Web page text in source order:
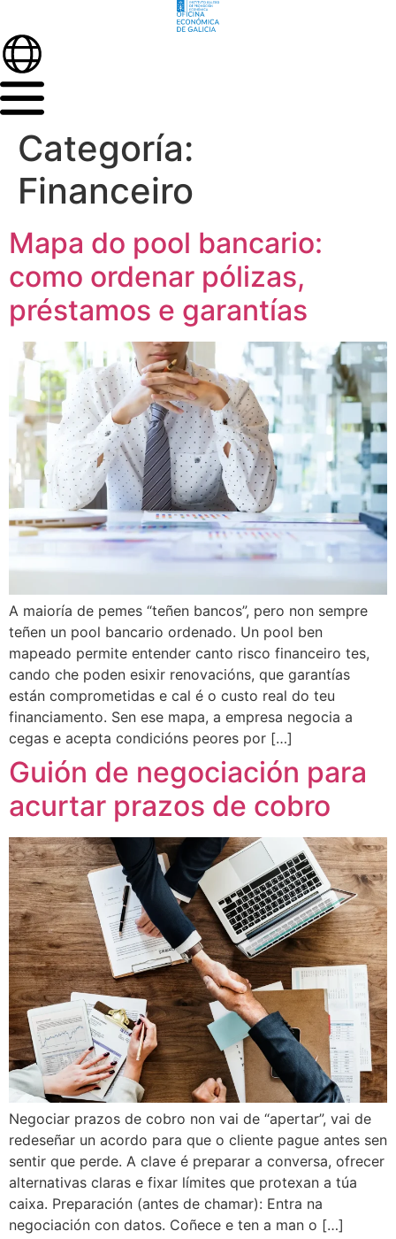
Categoría:
Financeiro
Mapa do pool bancario:
como ordenar pólizas,
préstamos e garantías
A maioría de pemes “teñen bancos”, pero non sempre
teñen un pool bancario ordenado. Un pool ben
mapeado permite entender canto risco financeiro tes,
cando che poden esixir renovacións, que garantías
están comprometidas e cal é o custo real do teu
financiamento. Sen ese mapa, a empresa negocia a
cegas e acepta condicións peores por […]
Guión de negociación para
acurtar prazos de cobro
Negociar prazos de cobro non vai de “apertar”, vai de
redeseñar un acordo para que o cliente pague antes sen
sentir que perde. A clave é preparar a conversa, ofrecer
alternativas claras e fixar límites que protexan a túa
caixa. Preparación (antes de chamar): Entra na
negociación con datos. Coñece e ten a man o […]